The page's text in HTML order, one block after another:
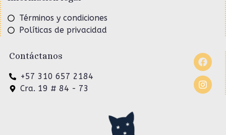
Términos y condiciones
Políticas de privacidad
Contáctanos
+57 310 657 2184
Cra. 19 # 84 - 73